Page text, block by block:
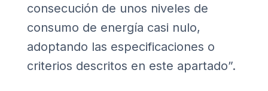
consecución de unos niveles de
consumo de energía casi nulo,
adoptando las especificaciones o
criterios descritos en este apartado”.